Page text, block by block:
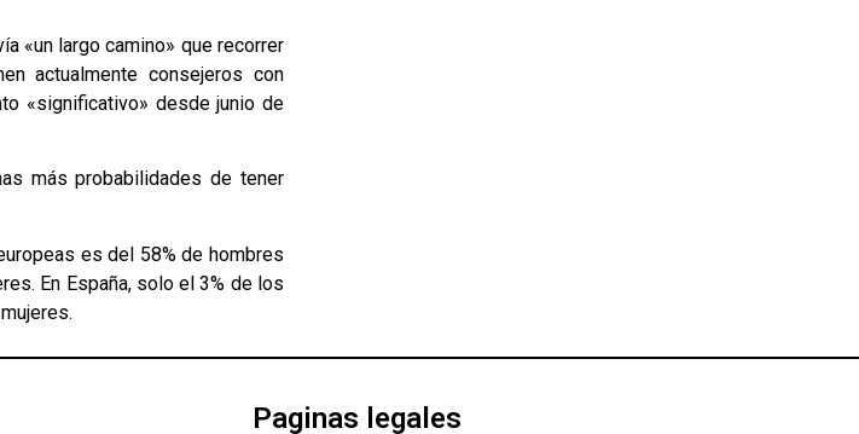
«un largo camino» que recorrer
actualmente consejeros con
«significativo» desde junio de
más probabilidades de tener
es del 58% de hombres
En España, solo el 3% de los
Paginas legales